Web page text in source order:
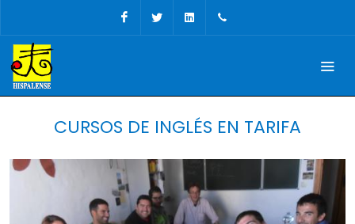
FacebookTwitter Linkedin
CURSOS DE INGLÉS EN TARIFA